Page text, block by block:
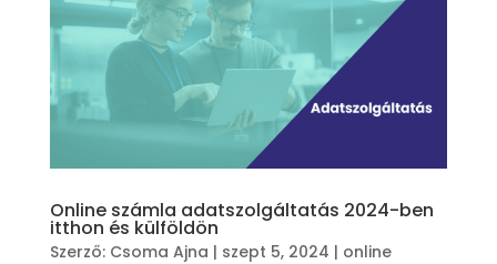
Online számla adatszolgáltatás 2024-ben
itthon és külföldön
Szerző: Csoma Ajna | szept 5, 2024 | online